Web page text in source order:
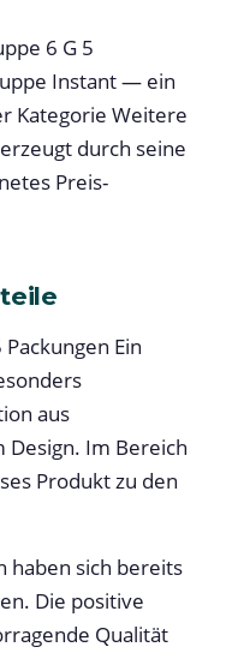
6 G 5
Instant — ein
Kategorie Weitere
durch seine
Preis-
Ein
aus
Design. Im Bereich
Produkt zu den
haben sich bereits
Die positive
Qualität